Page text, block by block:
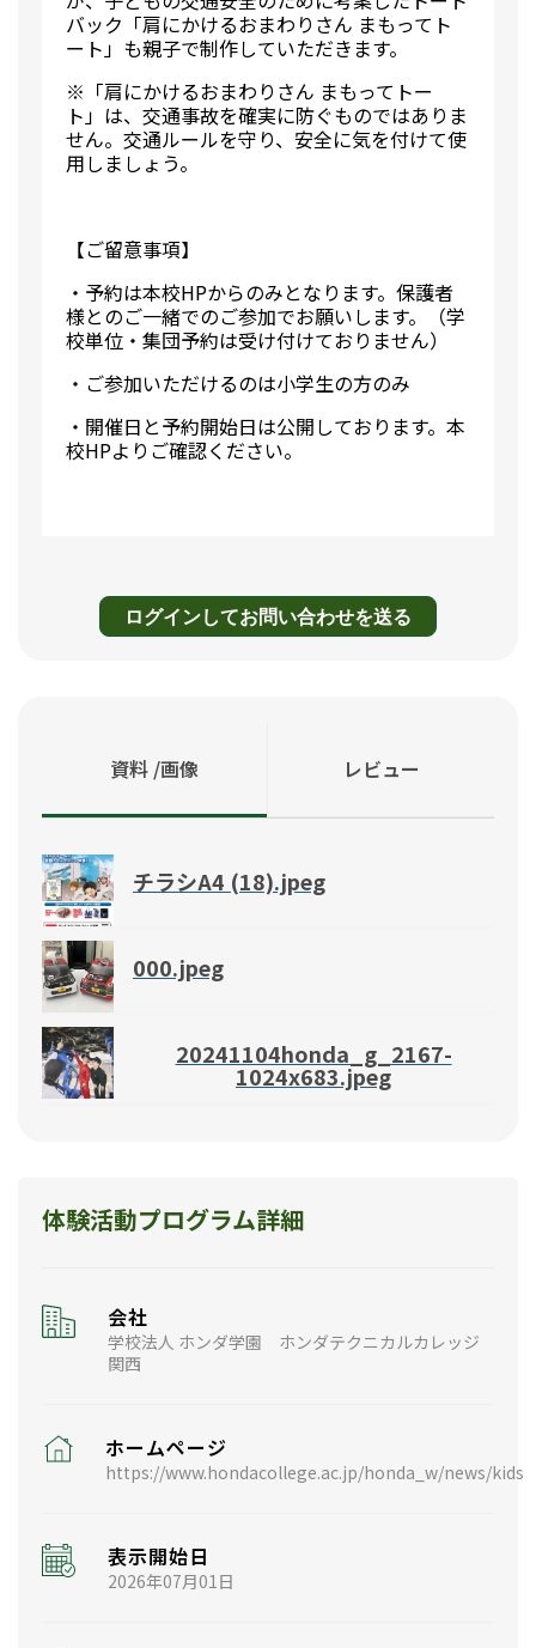
バック「肩にかけるおまわりさん まもってト
ート」も親子で制作していただきます。
※「肩にかけるおまわりさん まもってトー
ト」は、交通事故を確実に防ぐものではありま
せん。交通ルールを守り、安全に気を付けて使
用しましょう。
【ご留意事項】
・予約は本校HPからのみとなります。保護者
様とのご一緒でのご参加でお願いします。（学
校単位・集団予約は受け付けておりません）
・ご参加いただけるのは小学生の方のみ
・開催日と予約開始日は公開しております。本
校HPよりご確認ください。
ログインしてお問い合わせを送る
資料 /画像 レビュー
チラシA4 (18).jpeg
000.jpeg
20241104honda_g_2167-
1024x683.jpeg
体験活動プログラム詳細
会社
学校法人 ホンダ学園 ホンダテクニカルカレッジ
関西
ホームページ
https://www.hondacollege.ac.jp/honda_w/news/kids
表示開始日
2026年07月01日